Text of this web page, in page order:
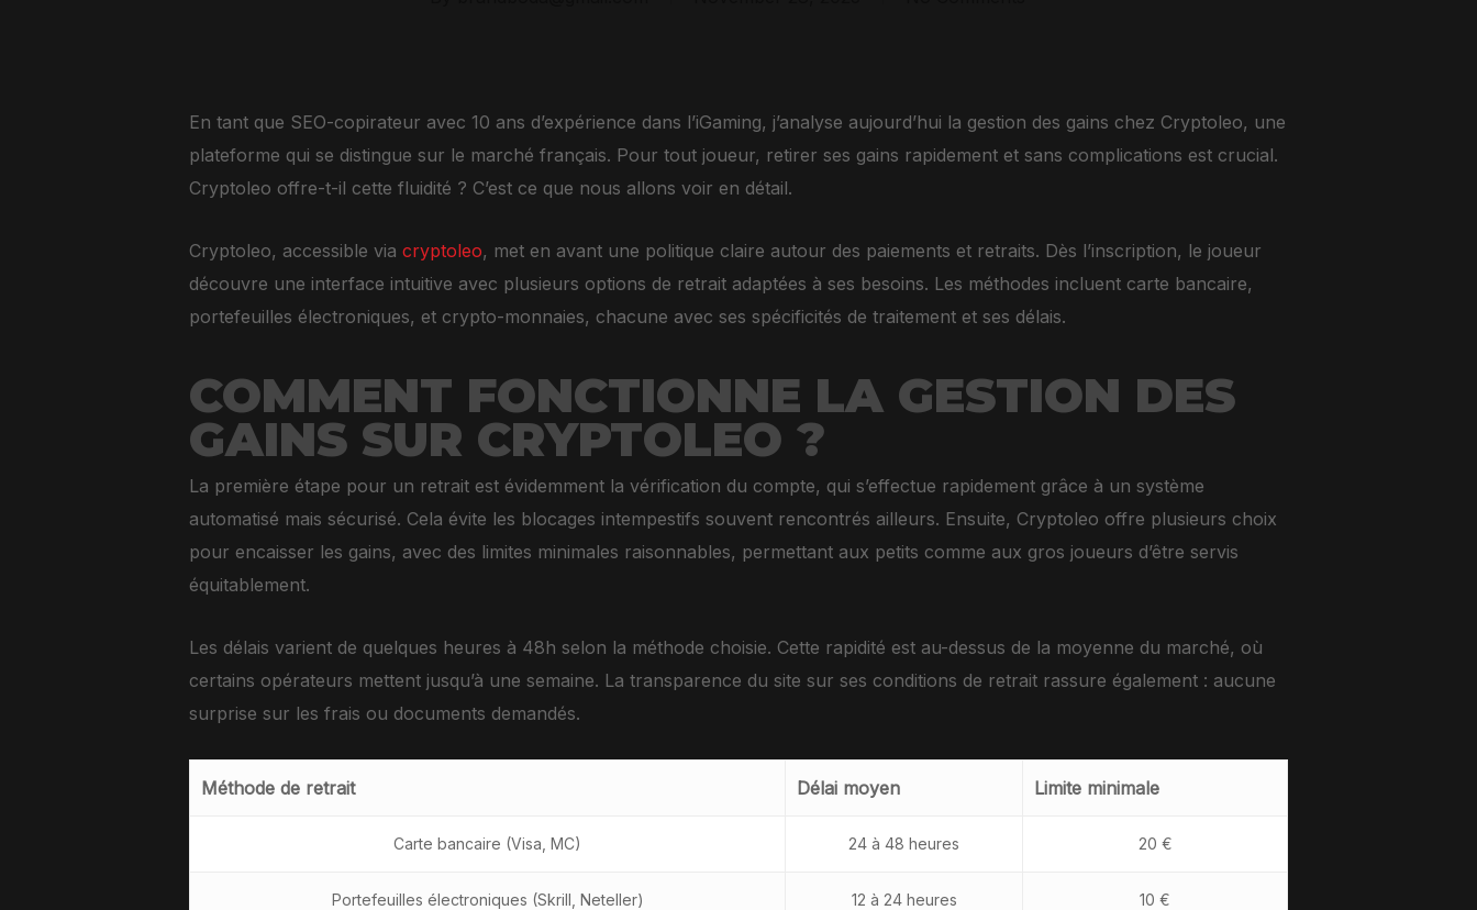
En tant que SEO-copirateur avec 10 ans d’expérience dans l’iGaming, j’analyse aujourd’hui la gestion des gains chez Cryptoleo, une
plateforme qui se distingue sur le marché français. Pour tout joueur, retirer ses gains rapidement et sans complications est crucial.
Cryptoleo offre-t-il cette fluidité ? C’est ce que nous allons voir en détail.
Cryptoleo, accessible via cryptoleo, met en avant une politique claire autour des paiements et retraits. Dès l’inscription, le joueur
découvre une interface intuitive avec plusieurs options de retrait adaptées à ses besoins. Les méthodes incluent carte bancaire,
portefeuilles électroniques, et crypto-monnaies, chacune avec ses spécificités de traitement et ses délais.
COMMENT FONCTIONNE LA GESTION DES
GAINS SUR CRYPTOLEO ?
La première étape pour un retrait est évidemment la vérification du compte, qui s’effectue rapidement grâce à un système
automatisé mais sécurisé. Cela évite les blocages intempestifs souvent rencontrés ailleurs. Ensuite, Cryptoleo offre plusieurs choix
pour encaisser les gains, avec des limites minimales raisonnables, permettant aux petits comme aux gros joueurs d’être servis
équitablement.
Les délais varient de quelques heures à 48h selon la méthode choisie. Cette rapidité est au-dessus de la moyenne du marché, où
certains opérateurs mettent jusqu’à une semaine. La transparence du site sur ses conditions de retrait rassure également : aucune
surprise sur les frais ou documents demandés.
Méthode de retrait Délai moyen Limite minimale
Carte bancaire (Visa, MC) 24 à 48 heures 20 €
Portefeuilles électroniques (Skrill, Neteller) 12 à 24 heures 10 €